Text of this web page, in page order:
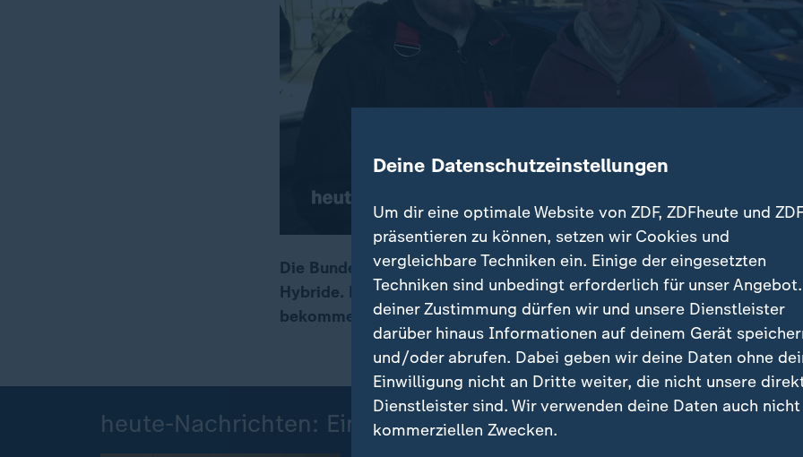
00:18 01:37
Die Bundesregierung fördert ab diesem Jahr den Kauf von E-Autos
Hybride. Käufer von Neuwagen können einen Zuschuss von 1500 bis
bekommen.
heute-Nachrichten: Einzelbeiträge
Deine Datenschutzeinstellungen
Um dir eine optimale Website von ZDF, ZDFheute und
präsentieren zu können, setzen wir Cookies und
vergleichbare Techniken ein. Einige der eingesetzten
Techniken sind unbedingt erforderlich für unser
deiner Zustimmung dürfen wir und unsere Dienstleister
darüber hinaus Informationen auf deinem Gerät
und/oder abrufen. Dabei geben wir deine Daten ohne
Einwilligung nicht an Dritte weiter, die nicht unsere
Dienstleister sind. Wir verwenden deine Daten auch nicht
kommerziellen Zwecken.